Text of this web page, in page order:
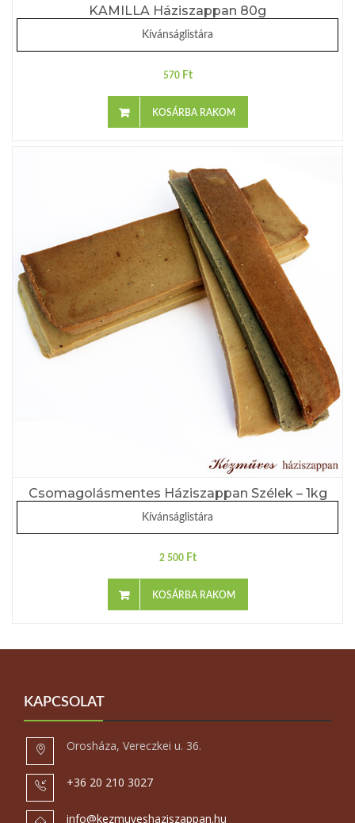
KAMILLA Háziszappan 80g
Kívánságlistára
570 Ft
KOSÁRBA RAKOM
Csomagolásmentes Háziszappan Szélek – 1kg
Kívánságlistára
2 500 Ft
KOSÁRBA RAKOM
KAPCSOLAT
Orosháza, Vereczkei u. 36.
+36 20 210 3027
info@kezmuveshaziszappan.hu